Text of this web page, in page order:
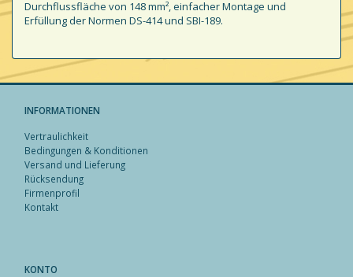
Durchflussfläche von 148 mm², einfacher Montage und
Erfüllung der Normen DS-414 und SBI-189.
INFORMATIONEN
Vertraulichkeit
Bedingungen & Konditionen
Versand und Lieferung
Rücksendung
Firmenprofil
Kontakt
KONTO